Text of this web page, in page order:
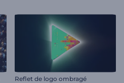
Reflet de logo ombragé